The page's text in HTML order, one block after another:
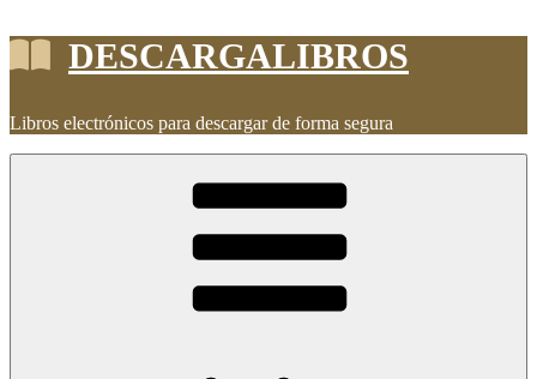
Saltar
al
DESCARGALIBROS
Libros electrónicos para descargar de forma segura